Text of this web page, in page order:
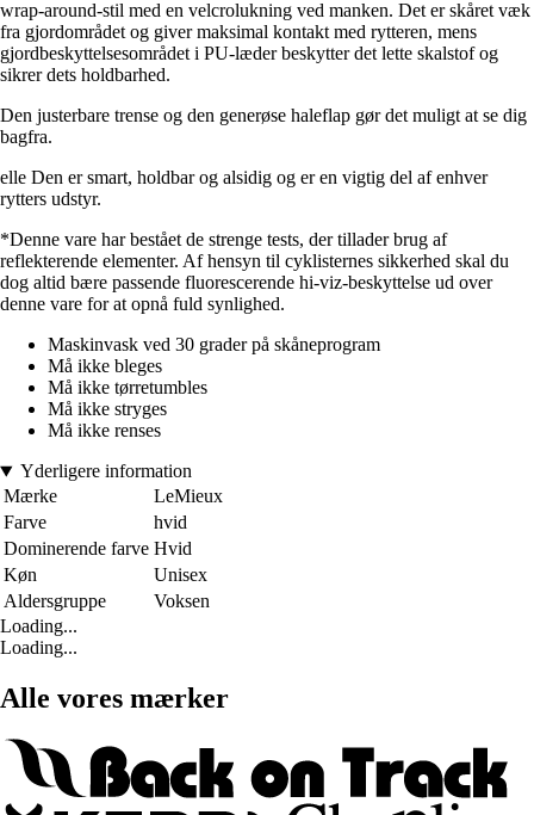
wrap-around-stil med en velcrolukning ved manken. Det er skåret væk
fra gjordområdet og giver maksimal kontakt med rytteren, mens
gjordbeskyttelsesområdet i PU-læder beskytter det lette skalstof og
sikrer dets holdbarhed.
Den justerbare trense og den generøse haleflap gør det muligt at se dig
bagfra.
elle Den er smart, holdbar og alsidig og er en vigtig del af enhver
rytters udstyr.
*Denne vare har bestået de strenge tests, der tillader brug af
reflekterende elementer. Af hensyn til cyklisternes sikkerhed skal du
dog altid bære passende fluorescerende hi-viz-beskyttelse ud over
denne vare for at opnå fuld synlighed.
Maskinvask ved 30 grader på skåneprogram
Må ikke bleges
Må ikke tørretumbles
Må ikke stryges
Må ikke renses
Yderligere information
Mærke
LeMieux
Farve
hvid
Dominerende farve Hvid
Køn
Unisex
Aldersgruppe
Voksen
Loading...
Loading...
Alle vores mærker